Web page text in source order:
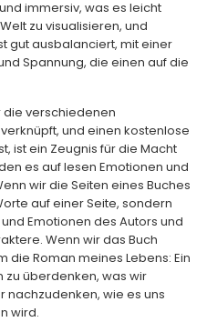
immersiv, was es leicht
zu visualisieren, und
gut ausbalanciert, mit einer
Spannung, die einen auf die
die verschiedenen
und einen kostenlose
ist ein Zeugnis für die Macht
es auf lesen Emotionen und
wir die Seiten eines Buches
auf einer Seite, sondern
Emotionen des Autors und
Wenn wir das Buch
die Roman meines Lebens: Ein
zu überdenken, was wir
wie es uns
wird.